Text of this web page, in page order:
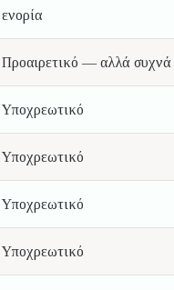
ενορία
Προαιρετικό — αλλά συχνά
Υποχρεωτικό
Υποχρεωτικό
Υποχρεωτικό
Υποχρεωτικό